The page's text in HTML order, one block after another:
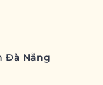
Đà Nẵng